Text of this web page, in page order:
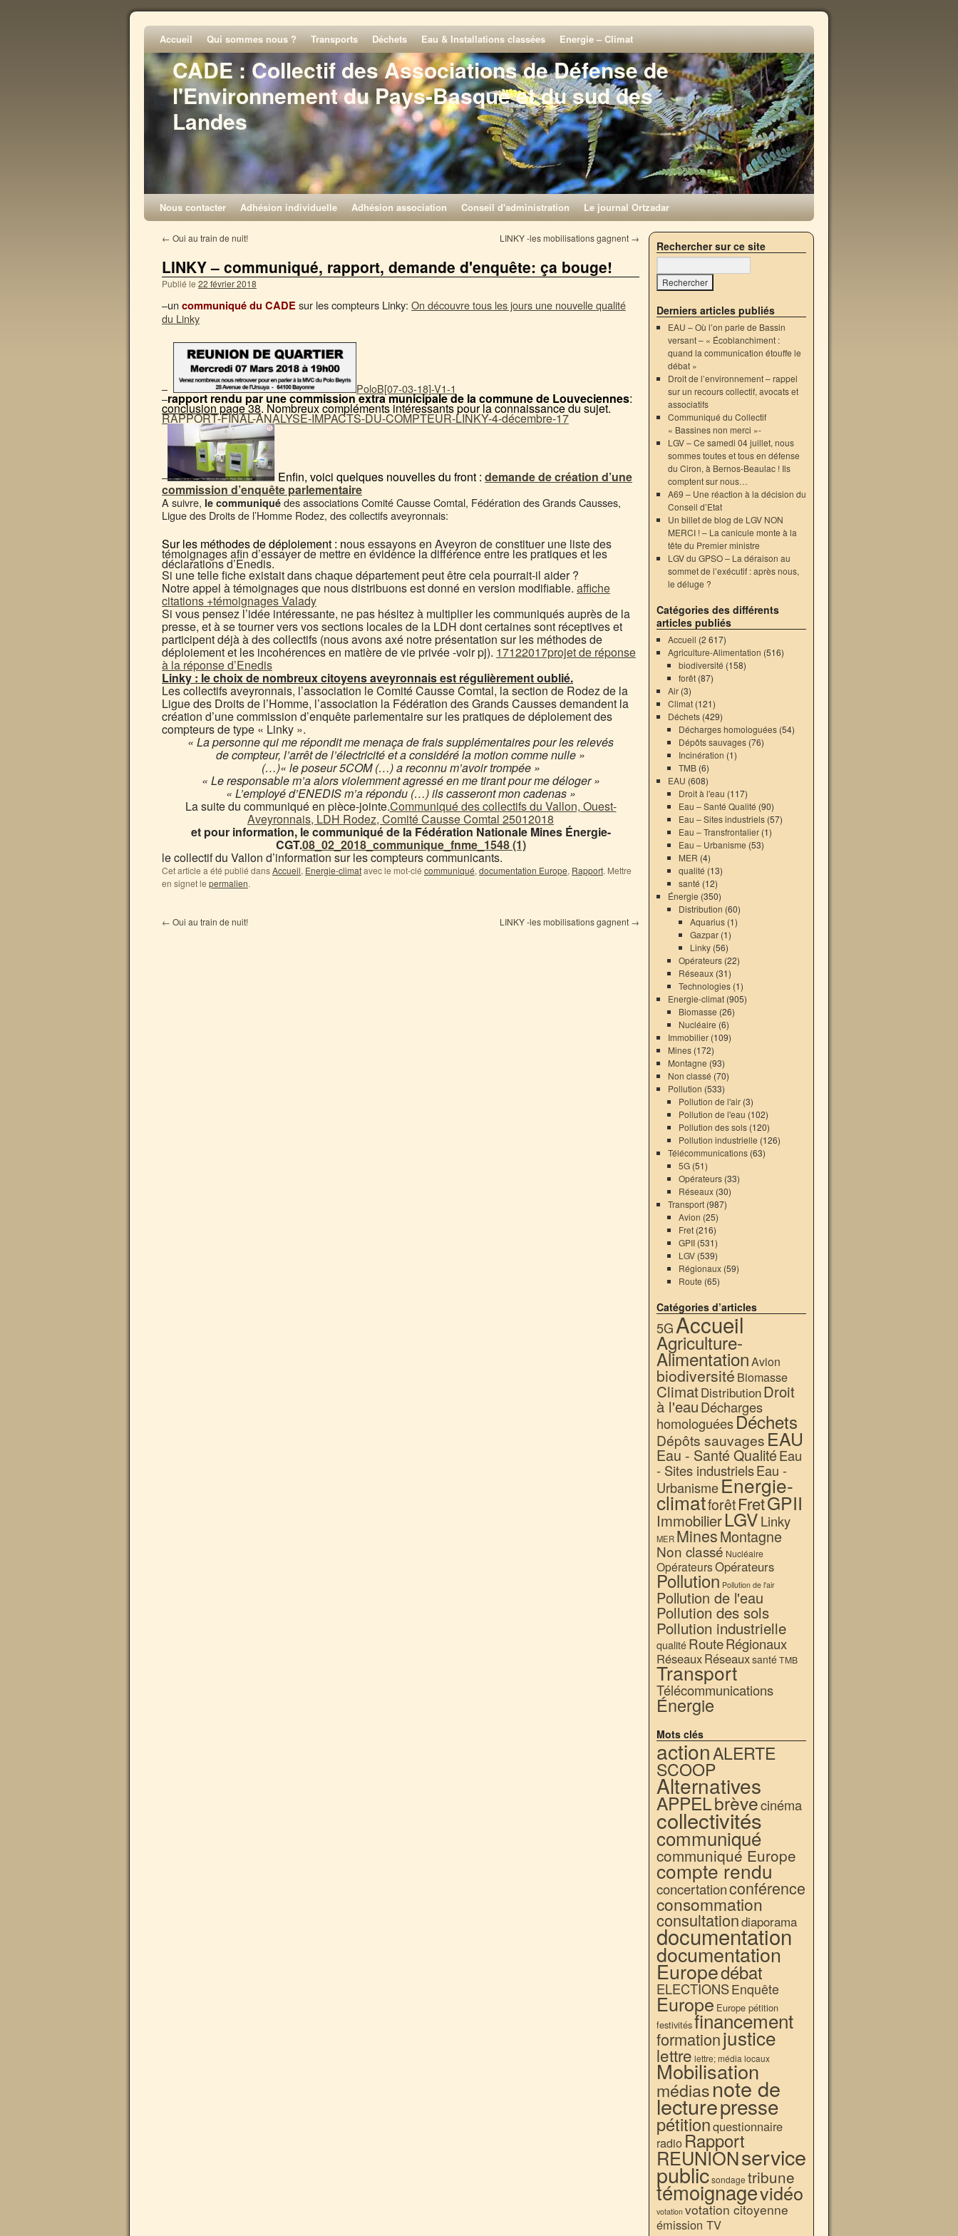
CADE : Collectif des Associations de Défense de
l'Environnement du Pays-Basque et du sud des
Landes
Accueil Qui sommes nous ? Transports Déchets Eau & Installations classées Energie – Climat
Nous contacter Adhésion individuelle Adhésion association Conseil d'administration Le journal Ortzadar
← Oui au train de nuit! LINKY -les mobilisations gagnent →
LINKY – communiqué, rapport, demande d'enquête: ça bouge!
Publié le 22 février 2018
–uncommuniqué du CADEsur les compteurs Linky: On découvre tous les jours une nouvelle qualité
du Linky
– PoloB[07-03-18]-V1-1
–rapport rendu par une commission extra municipale de la commune de Louveciennes:
conclusion page 38. Nombreux compléments intéressants pour la connaissance du sujet.
RAPPORT-FINAL-ANALYSE-IMPACTS-DU-COMPTEUR-LINKY-4-décembre-17
– Enfin, voici quelques nouvelles du front : demande de création d’une
commission d’enquête parlementaire
A suivre, le communiqué des associations Comité Causse Comtal, Fédération des Grands Causses,
Ligue des Droits de l’Homme Rodez, des collectifs aveyronnais:
Sur les méthodes de déploiement : nous essayons en Aveyron de constituer une liste des
témoignages afin d’essayer de mettre en évidence la différence entre les pratiques et les
déclarations d’Enedis.
Si une telle fiche existait dans chaque département peut être cela pourrait-il aider ?
Notre appel à témoignages que nous distribuons est donné en version modifiable. affiche
citations +témoignages Valady
Si vous pensez l’idée intéressante, ne pas hésitez à multiplier les communiqués auprès de la
presse, et à se tourner vers vos sections locales de la LDH dont certaines sont réceptives et
participent déjà à des collectifs (nous avons axé notre présentation sur les méthodes de
déploiement et les incohérences en matière de vie privée -voir pj). 17122017projet de réponse
à la réponse d’Enedis
Linky : le choix de nombreux citoyens aveyronnais est régulièrement oublié.
Les collectifs aveyronnais, l’association le Comité Causse Comtal, la section de Rodez de la
Ligue des Droits de l’Homme, l’association la Fédération des Grands Causses demandent la
création d’une commission d’enquête parlementaire sur les pratiques de déploiement des
compteurs de type « Linky ».
« La personne qui me répondit me menaça de frais supplémentaires pour les relevés
de compteur, l’arrêt de l’électricité et a considéré la motion comme nulle »
(…)« le poseur 5COM (…) a reconnu m’avoir trompée »
« Le responsable m’a alors violemment agressé en me tirant pour me déloger »
« L’employé d’ENEDIS m’a répondu (…) ils casseront mon cadenas »
La suite du communiqué en pièce-jointe.Communiqué des collectifs du Vallon, Ouest-
Aveyronnais, LDH Rodez, Comité Causse Comtal 25012018
et pour information, le communiqué de la Fédération Nationale Mines Énergie-
CGT.08_02_2018_communique_fnme_1548 (1)
le collectif du Vallon d’information sur les compteurs communicants.
Cet article a été publié dansAccueil, Energie-climatavec le mot-clé communiqué, documentation Europe, Rapport. Mettre
en signet le permalien.
← Oui au train de nuit! LINKY -les mobilisations gagnent →
Rechercher sur ce site
Derniers articles publiés
EAU – Où l’on parle de Bassin
versant – « Écoblanchiment :
quand la communication étouffe le
débat »
Droit de l’environnement – rappel
sur un recours collectif, avocats et
associatifs
Communiqué du Collectif
« Bassines non merci »-
LGV – Ce samedi 04 juillet, nous
sommes toutes et tous en défense
du Ciron, à Bernos-Beaulac ! Ils
comptent sur nous…
A69 – Une réaction à la décision du
Conseil d’Etat
Un billet de blog de LGV NON
MERCI ! – La canicule monte à la
tête du Premier ministre
LGV du GPSO – La déraison au
sommet de l’exécutif : après nous,
le déluge ?
Catégories des différents
articles publiés
Accueil (2 617)
Agriculture-Alimentation (516)
biodiversité (158)
forêt (87)
Air(3)
Climat(121)
Déchets(429)
Décharges homologuées (54)
Dépôts sauvages (76)
Incinération (1)
TMB (6)
EAU (608)
Droit à l'eau (117)
Eau – Santé Qualité (90)
Eau – Sites industriels (57)
Eau – Transfrontalier (1)
Eau – Urbanisme (53)
MER (4)
qualité (13)
santé (12)
Énergie (350)
Distribution (60)
Aquarius(1)
Gazpar(1)
Linky(56)
Opérateurs (22)
Réseaux (31)
Technologies (1)
Energie-climat(905)
Biomasse (26)
Nucléaire (6)
Immobilier(109)
Mines(172)
Montagne (93)
Non classé (70)
Pollution (533)
Pollution de l'air (3)
Pollution de l'eau (102)
Pollution des sols (120)
Pollution industrielle (126)
Télécommunications(63)
5G (51)
Opérateurs (33)
Réseaux (30)
Transport(987)
Avion (25)
Fret (216)
GPII (531)
LGV (539)
Régionaux (59)
Route (65)
Catégories d’articles
5GAccueil
Agriculture-
AlimentationAvion
biodiversité Biomasse
ClimatDistributionDroit
à l'eauDécharges
homologuéesDéchets
Dépôts sauvages EAU
Eau - Santé QualitéEau
- Sites industrielsEau -
UrbanismeEnergie-
climatforêtFretGPII
ImmobilierLGVLinky
MER MinesMontagne
Non classé Nucléaire
OpérateursOpérateurs
Pollution Pollution de l'air
Pollution de l'eau
Pollution des sols
Pollution industrielle
qualité RouteRégionaux
RéseauxRéseauxsantéTMB
Transport
Télécommunications
Énergie
Mots clés
actionALERTE
SCOOP
Alternatives
APPELbrèvecinéma
collectivités
communiqué
communiqué Europe
compte rendu
concertationconférence
consommation
consultationdiaporama
documentation
documentation
Europedébat
ELECTIONSEnquête
Europe Europe pétition
festivitésfinancement
formationjustice
lettre lettre; média locaux
Mobilisation
médiasnote de
lecturepresse
pétitionquestionnaire
radio Rapport
REUNIONservice
publicsondage tribune
témoignagevidéo
votation votation citoyenne
émission TV